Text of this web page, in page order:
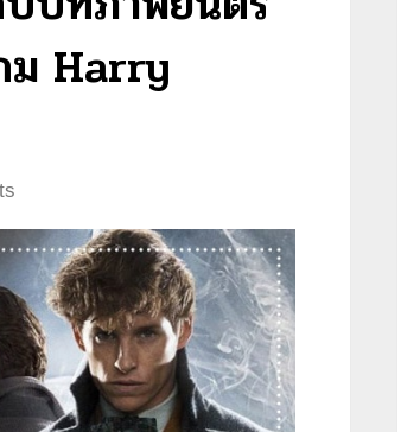
ม Harry